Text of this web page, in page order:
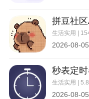
单中，这样会很容易
3、阅读记录，读过
就可以随时找到你读
4.阅读模式，这也提
自己选择阅读。
拼豆社
生活实用 |
2026-08-05
秒表定
生活实用 |
2026-08-05